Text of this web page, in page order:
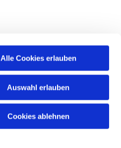
Alle Cookies erlauben
Auswahl erlauben
Cookies ablehnen